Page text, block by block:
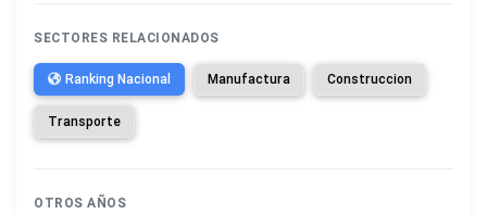
SECTORES RELACIONADOS
Ranking Nacional Manufactura Construccion
Transporte
OTROS AÑOS